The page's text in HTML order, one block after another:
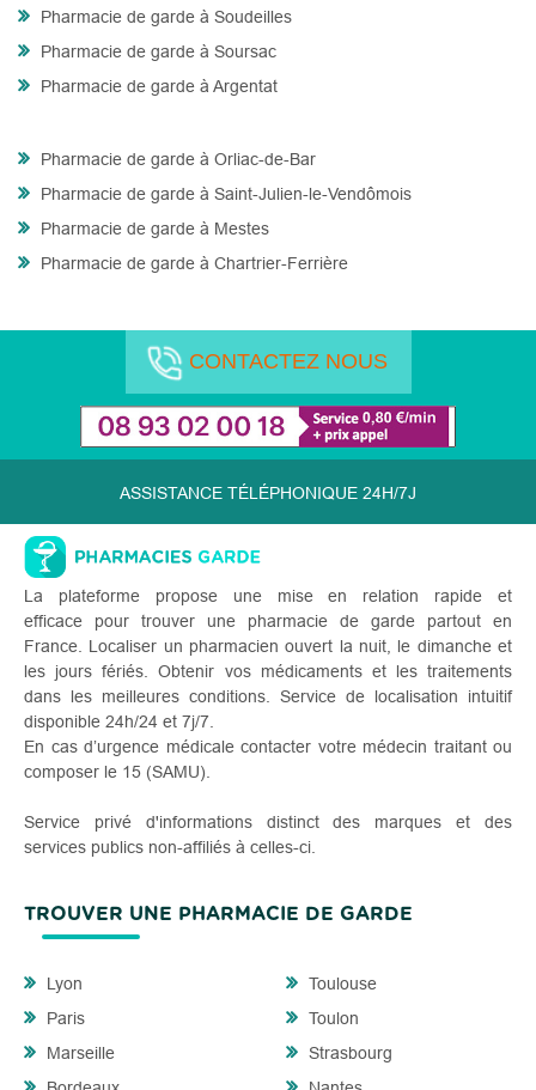
Pharmacie de garde à Soudeilles
Pharmacie de garde à Soursac
Pharmacie de garde à Argentat
Pharmacie de garde à Orliac-de-Bar
Pharmacie de garde à Saint-Julien-le-Vendômois
Pharmacie de garde à Mestes
Pharmacie de garde à Chartrier-Ferrière
CONTACTEZ NOUS
ASSISTANCE TÉLÉPHONIQUE 24H/7J
La plateforme propose une mise en relation rapide et
efficace pour trouver une pharmacie de garde partout en
France. Localiser un pharmacien ouvert la nuit, le dimanche et
les jours fériés. Obtenir vos médicaments et les traitements
dans les meilleures conditions. Service de localisation intuitif
disponible 24h/24 et 7j/7.
En cas d’urgence médicale contacter votre médecin traitant ou
composer le 15 (SAMU).
Service privé d'informations distinct des marques et des
services publics non-affiliés à celles-ci.
TROUVER UNE PHARMACIE DE GARDE
Lyon
Paris
Marseille
Toulouse
Toulon
Strasbourg